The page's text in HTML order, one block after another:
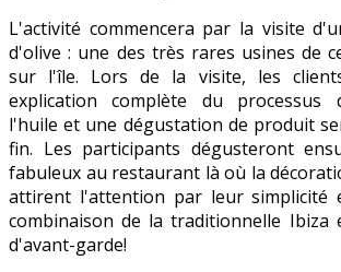
L'activité commencera par la visite
d'olive : une des très rares usines de
sur l'île. Lors de la visite, les
explication complète du processus
l'huile et une dégustation de produit
fin. Les participants dégusteront
fabuleux au restaurant là où la
attirent l'attention par leur simplicité
combinaison de la traditionnelle Ibiza
d'avant-garde!